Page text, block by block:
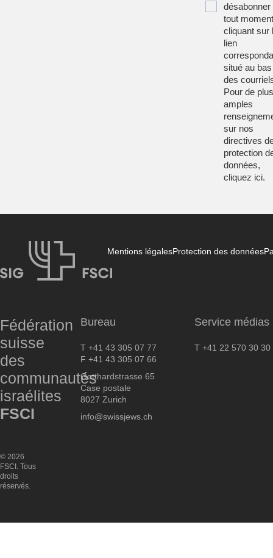
désabonner
tout
cliquant sur
lien
situé au bas
des
Pour de plus
amples
sur nos
directives
protection
données,
cliquez ici.
Mentions légalesProtection des données
Fédération
suisse
des
communautés
israélites
FSCI
Bureau
T +41 43 305 07 77
F +41 43 305 07 66
Gotthardstrasse 65
Case postale
8027 Zurich
info@swissjews.ch
Service médias
T +41 22 570 30 30
© 2026
FSCI. Tous
droits
réservés.